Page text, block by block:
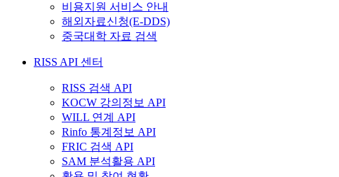
비용지원 서비스 안내
해외자료신청(E-DDS)
중국대학 자료 검색
RISS API 센터
RISS 검색 API
KOCW 강의정보 API
WILL 연계 API
Rinfo 통계정보 API
FRIC 검색 API
SAM 분석활용 API